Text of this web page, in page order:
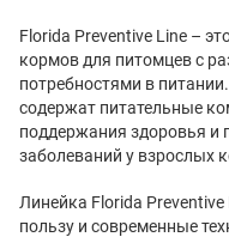
Florida Preventive Line –
кормов для питомцев с
потребностями в
содержат питательные
поддержания здоровья и
заболеваний у взрослых
Линейка Florida
пользу и современные